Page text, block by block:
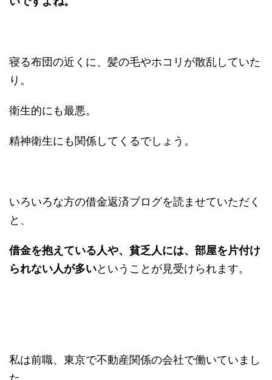
寝る布団の近くに、髪の毛やホコリが散乱していた
り。
衛生的にも最悪。
精神衛生にも関係してくるでしょう。
いろいろな方の借金返済ブログを読ませていただく
と、
借金を抱えている人や、貧乏人には、部屋を片付け
られない人が多いということが見受けられます。
私は前職、東京で不動産関係の会社で働いていまし